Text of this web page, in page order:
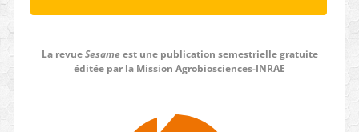
La revueSesameest une publication semestrielle gratuite
éditée par la Mission Agrobiosciences-INRAE